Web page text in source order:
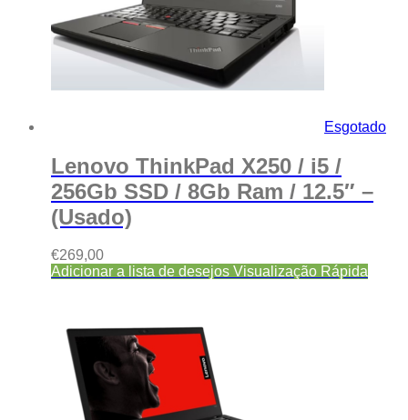
Esgotado
Lenovo ThinkPad X250 / i5 /
256Gb SSD / 8Gb Ram / 12.5″ –
(Usado)
€269,00
Adicionar a lista de desejos Visualização Rápida